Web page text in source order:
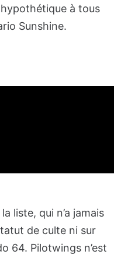
à tous
Sunshine.
liste, qui n’a jamais
de culte ni sur
64. Pilotwings n’est